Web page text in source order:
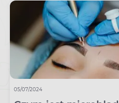
05/07/2024